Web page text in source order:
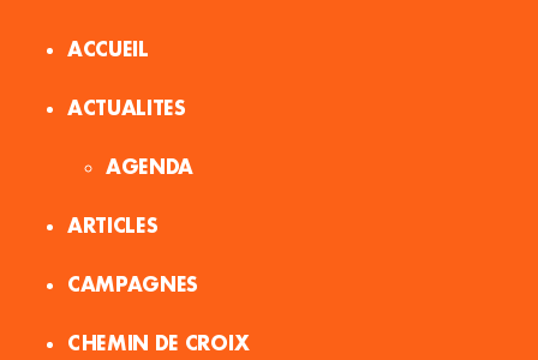
ACCUEIL
ACTUALITES
AGENDA
ARTICLES
CAMPAGNES
CHEMIN DE CROIX